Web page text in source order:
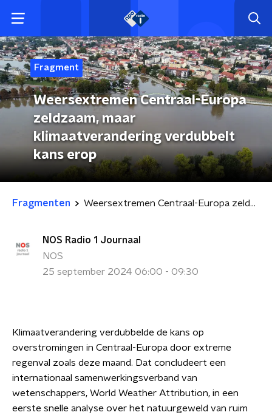
Fragment
Weersextremen Centraal-Europa
zeldzaam, maar
klimaatverandering verdubbelt
kans erop
Fragmenten Weersextremen Centraal-Europa zeldzaam, maar klimaatverandering verdubbelt kans erop
NOS Radio 1 Journaal
NOS
25 september 2024 06:00 - 09:30
Klimaatverandering verdubbelde de kans op
overstromingen in Centraal-Europa door extreme
regenval zoals deze maand. Dat concludeert een
internationaal samenwerkingsverband van
wetenschappers, World Weather Attribution, in een
eerste snelle analyse over het natuurgeweld van ruim